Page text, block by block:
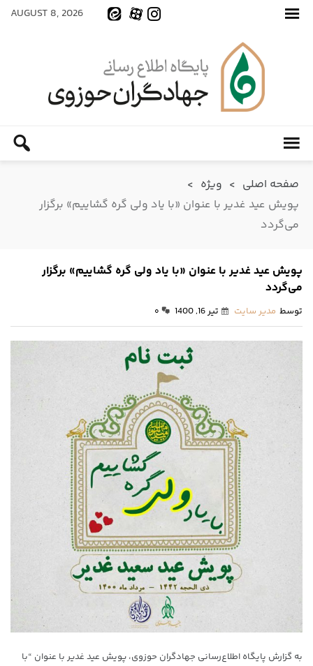
AUGUST 8, 2026
صفحه اصلی > ویژه >
پویش عید غدیر با عنوان «با یاد ولی گره گشاییم» برگزار
می‌گردد
پویش عید غدیر با عنوان «با یاد ولی گره گشاییم» برگزار
می‌گردد
توسط مدیر سایت تیر 16, 1400 ۰
به گزارش پایگاه اطلاع‌رسانی جهادگران حوزوی، پویش عید غدیر با عنوان “با